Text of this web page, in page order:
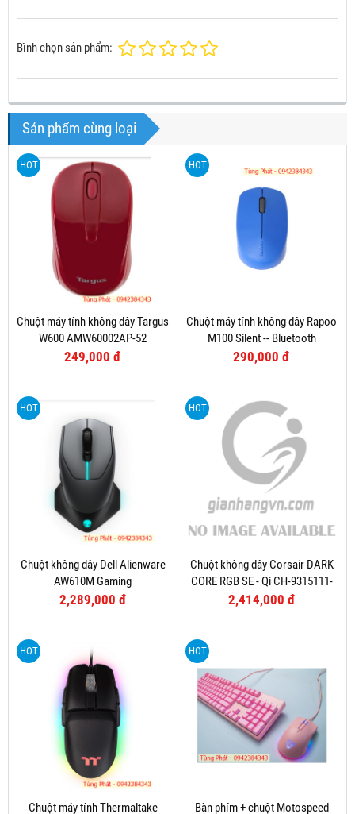
Bình chọn sản phẩm:
Sản phẩm cùng loại
HOT
Chuột máy tính không dây Targus
W600 AMW60002AP-52
249,000 đ
HOT
Chuột máy tính không dây Rapoo
M100 Silent -- Bluetooth
290,000 đ
HOT
Chuột không dây Dell Alienware
AW610M Gaming
2,289,000 đ
HOT
Chuột không dây Corsair DARK
CORE RGB SE - Qi CH-9315111-
AP
2,414,000 đ
HOT
Chuột máy tính Thermaltake
HOT
Bàn phím + chuột Motospeed